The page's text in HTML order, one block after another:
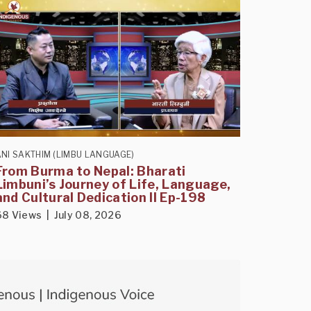
SAKTHIM (LIMBU LANGUAGE)
Burma to Nepal: Bharati
Journey of Life, Language,
Cultural Dedication II Ep-198
Views | July 08, 2026